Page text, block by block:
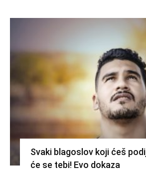
Svaki blagoslov koji ćeš
će se tebi! Evo dokaza